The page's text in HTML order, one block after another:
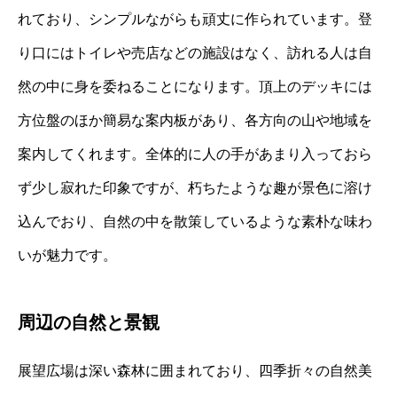
れており、シンプルながらも頑丈に作られています。登
り口にはトイレや売店などの施設はなく、訪れる人は自
然の中に身を委ねることになります。頂上のデッキには
方位盤のほか簡易な案内板があり、各方向の山や地域を
案内してくれます。全体的に人の手があまり入っておら
ず少し寂れた印象ですが、朽ちたような趣が景色に溶け
込んでおり、自然の中を散策しているような素朴な味わ
いが魅力です。
周辺の自然と景観
展望広場は深い森林に囲まれており、四季折々の自然美